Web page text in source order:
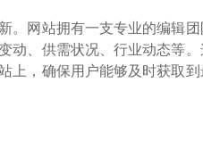
。网站拥有一支专业的编辑
动、供需状况、行业动态等
上，确保用户能够及时获取